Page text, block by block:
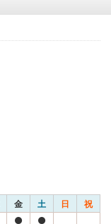
金 土 日 祝